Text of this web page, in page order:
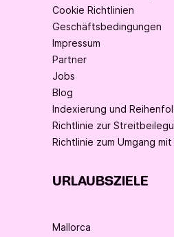
Cookie Richtlinien
Geschäftsbedingungen
Impressum
Partner
Jobs
Blog
Indexierung und
Richtlinie zur
Richtlinie zum Umgang
URLAUBSZIELE
Mallorca